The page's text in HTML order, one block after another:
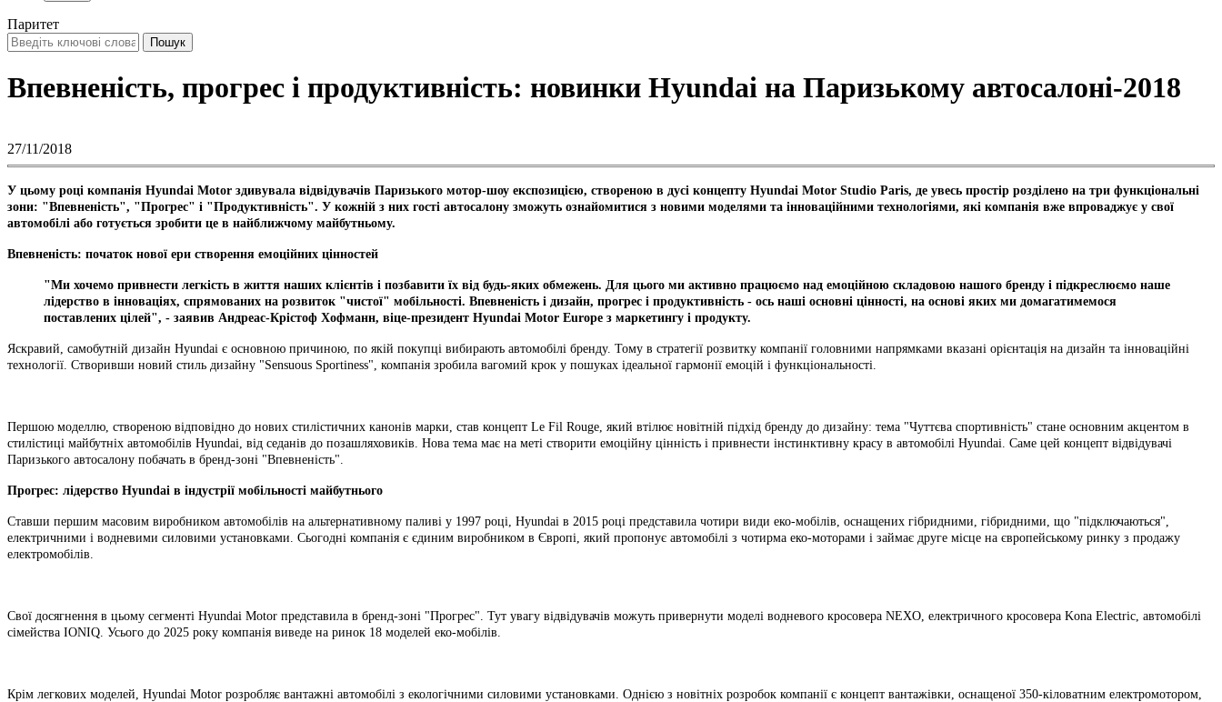
Паритет
Впевненість, прогрес і продуктивність: новинки Hyundai на Паризькому автосалоні-2018
27/11/2018
У цьому році компанія Hyundai Motor здивувала відвідувачів Паризького мотор-шоу експозицією, створеною в дусі концепту Hyundai Motor Studio Paris, де увесь простір розділено на три функціональні
зони: "Впевненість", "Прогрес" і "Продуктивність". У кожній з них гості автосалону зможуть ознайомитися з новими моделями та інноваційними технологіями, які компанія вже впроваджує у свої
автомобілі або готується зробити це в найближчому майбутньому.
Впевненість: початок нової ери створення емоційних цінностей
"Ми хочемо привнести легкість в життя наших клієнтів і позбавити їх від будь-яких обмежень. Для цього ми активно працюємо над емоційною складовою нашого бренду і підкреслюємо наше
лідерство в інноваціях, спрямованих на розвиток "чистої" мобільності. Впевненість і дизайн, прогрес і продуктивність - ось наші основні цінності, на основі яких ми домагатимемося
поставлених цілей", - заявив Андреас-Крістоф Хофманн, віце-президент Hyundai Motor Europe з маркетингу і продукту.
Яскравий, самобутній дизайн Hyundai є основною причиною, по якій покупці вибирають автомобілі бренду. Тому в стратегії розвитку компанії головними напрямками вказані орієнтація на дизайн та інноваційні
технології. Створивши новий стиль дизайну "Sensuous Sportiness", компанія зробила вагомий крок у пошуках ідеальної гармонії емоцій і функціональності.
Першою моделлю, створеною відповідно до нових стилістичних канонів марки, став концепт Le Fil Rouge, який втілює новітній підхід бренду до дизайну: тема "Чуттєва спортивність" стане основним акцентом в
стилістиці майбутніх автомобілів Hyundai, від седанів до позашляховиків. Нова тема має на меті створити емоційну цінність і привнести інстинктивну красу в автомобілі Hyundai. Саме цей концепт відвідувачі
Паризького автосалону побачать в бренд-зоні "Впевненість".
Прогрес: лідерство Hyundai в індустрії мобільності майбутнього
Ставши першим масовим виробником автомобілів на альтернативному паливі у 1997 році, Hyundai в 2015 році представила чотири види еко-мобілів, оснащених гібридними, гібридними, що "підключаються",
електричними і водневими силовими установками. Сьогодні компанія є єдиним виробником в Європі, який пропонує автомобілі з чотирма еко-моторами і займає друге місце на європейському ринку з продажу
електромобілів.
Свої досягнення в цьому сегменті Hyundai Motor представила в бренд-зоні "Прогрес". Тут увагу відвідувачів можуть привернути моделі водневого кросовера NEXO, електричного кросовера Kona Electric, автомобілі
сімейства IONIQ. Усього до 2025 року компанія виведе на ринок 18 моделей еко-мобілів.
Крім легкових моделей, Hyundai Motor розробляє вантажні автомобілі з екологічними силовими установками. Однією з новітніх розробок компанії є концепт вантажівки, оснащеної 350-кіловатним електромотором,